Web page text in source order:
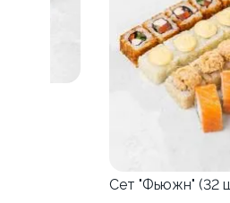
Сет "Фьюжн" (32